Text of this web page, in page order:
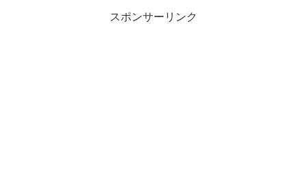
スポンサーリンク